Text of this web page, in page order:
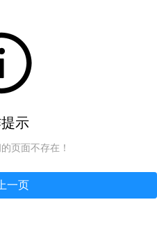
示
页面不存在！
一页